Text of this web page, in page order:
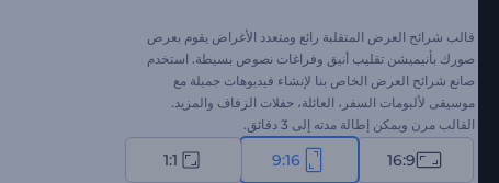
قالب شرائح العرض المتقلبة رائع ومتعدد الأغراض يقوم بعرض
صورك بأنيميشن تقليب أنيق وفراغات نصوص بسيطة. استخدم
صانع شرائح العرض الخاص بنا لإنشاء فيديوهات جميلة مع
موسيقى لألبومات السفر، العائلة، حفلات الزفاف والمزيد.
القالب مرن ويمكن إطالة مدته إلى 3 دقائق.
16:9
9:16
1:1